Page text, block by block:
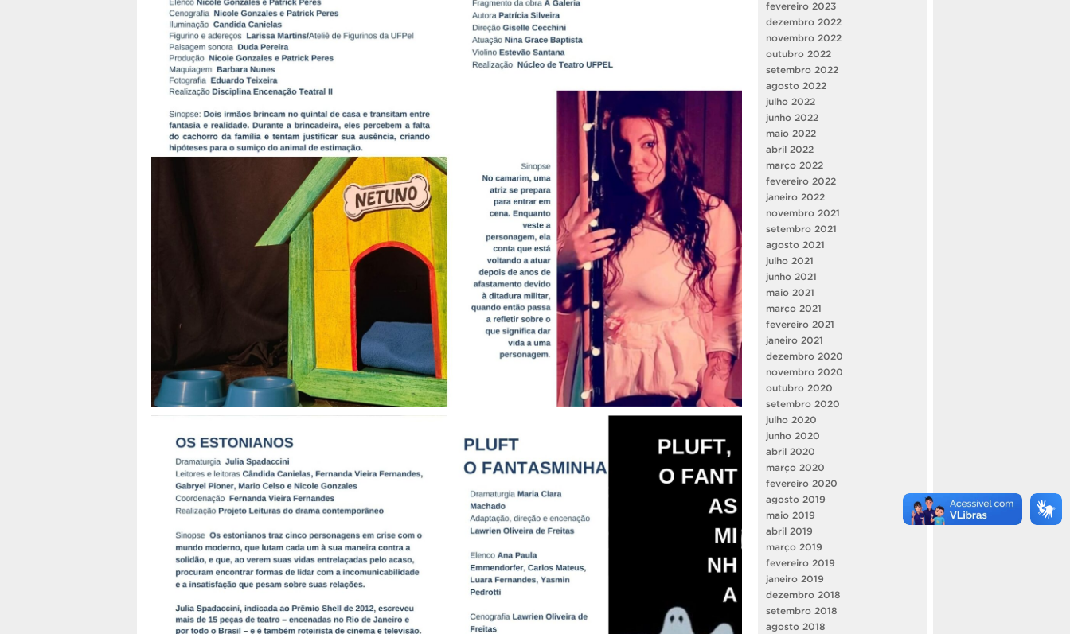
fevereiro 2023
dezembro 2022
novembro 2022
outubro 2022
setembro 2022
agosto 2022
julho 2022
junho 2022
maio 2022
abril 2022
março 2022
fevereiro 2022
janeiro 2022
novembro 2021
setembro 2021
agosto 2021
julho 2021
junho 2021
maio 2021
março 2021
fevereiro 2021
janeiro 2021
dezembro 2020
novembro 2020
outubro 2020
setembro 2020
julho 2020
junho 2020
abril 2020
março 2020
fevereiro 2020
agosto 2019
maio 2019
abril 2019
março 2019
fevereiro 2019
janeiro 2019
dezembro 2018
setembro 2018
agosto 2018